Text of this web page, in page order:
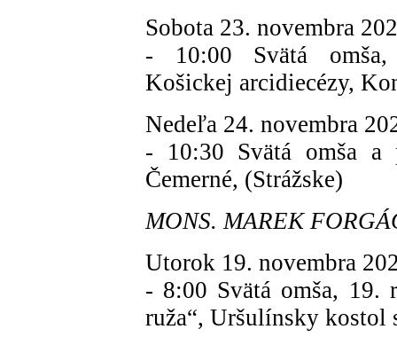
Sobota 23. novembra
- 10:00 Svätá omša,
Košickej arcidiecézy,
Nedeľa 24. novembra
- 10:30 Svätá omša a
Čemerné, (Strážske)
MONS. MAREK
Utorok 19. novembra
- 8:00 Svätá omša, 19.
ruža“, Uršulínsky kostol